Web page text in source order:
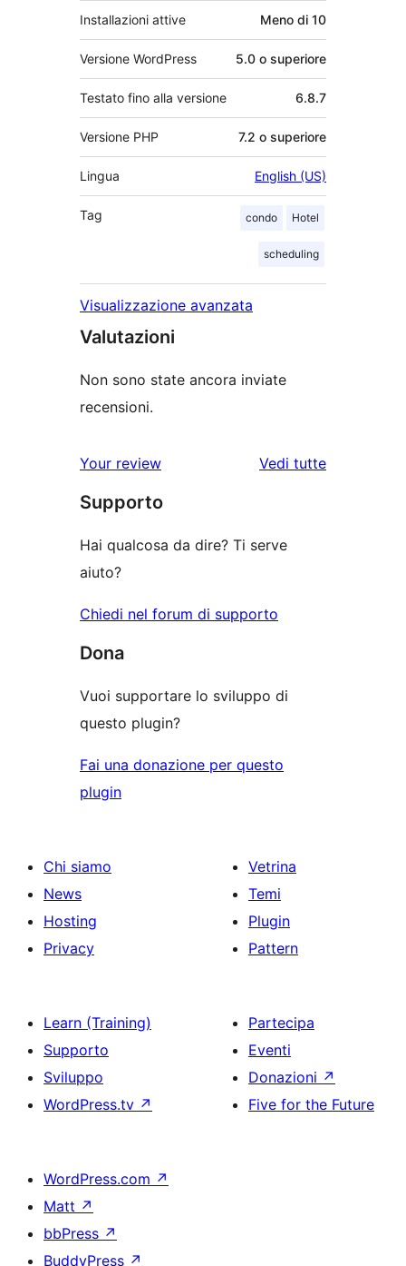
Installazioni attive Meno di 10
Versione WordPress 5.0 o superiore
Testato fino alla versione 6.8.7
Versione PHP 7.2 o superiore
Lingua English (US)
Tag condo Hotel
scheduling
Visualizzazione avanzata
Valutazioni
Non sono state ancora inviate
recensioni.
Your review
Vedi tutte
Supporto
Hai qualcosa da dire? Ti serve
aiuto?
Chiedi nel forum di supporto
Dona
Vuoi supportare lo sviluppo di
questo plugin?
Fai una donazione per questo
plugin
Chi siamo
News
Hosting
Privacy
Vetrina
Temi
Plugin
Pattern
Learn (Training)
Supporto
Sviluppo
WordPress.tv ↗
Partecipa
Eventi
Donazioni ↗
Five for the Future
WordPress.com ↗
Matt ↗
bbPress ↗
BuddyPress ↗